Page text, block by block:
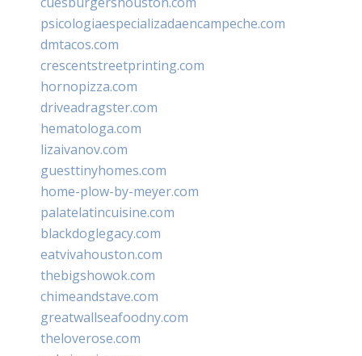
psicologiaespecializadaencampeche.com
dmtacos.com
crescentstreetprinting.com
hornopizza.com
driveadragster.com
hematologa.com
lizaivanov.com
guesttinyhomes.com
home-plow-by-meyer.com
palatelatincuisine.com
blackdoglegacy.com
eatvivahouston.com
thebigshowok.com
chimeandstave.com
greatwallseafoodny.com
theloverose.com